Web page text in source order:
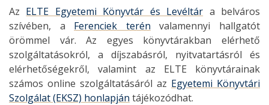
Az ELTE Egyetemi Könyvtár és Levéltár a belváros
szívében, a Ferenciek terén valamennyi hallgatót
örömmel vár. Az egyes könyvtárakban elérhető
szolgáltatásokról, a díjszabásról, nyitvatartásról és
elérhetőségekről, valamint az ELTE könyvtárainak
számos online szolgáltatásáról az Egyetemi Könyvtári
Szolgálat (EKSZ) honlapján tájékozódhat.